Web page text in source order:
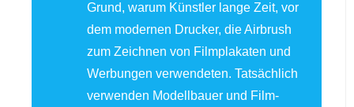
Grund, warum Künstler lange Zeit, vor
dem modernen Drucker, die Airbrush
zum Zeichnen von Filmplakaten und
Werbungen verwendeten. Tatsächlich
verwenden Modellbauer und Film-